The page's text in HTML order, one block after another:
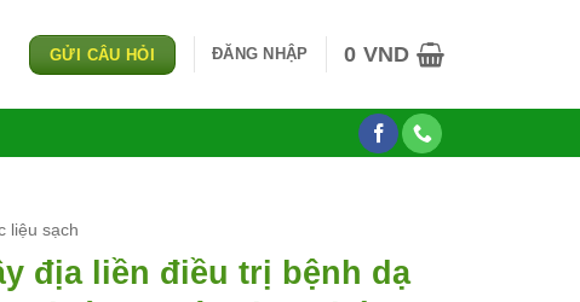
GỬI CÂU HỎI ĐĂNG NHẬP 0 VND
liệu sạch
địa liền điều trị bệnh dạ